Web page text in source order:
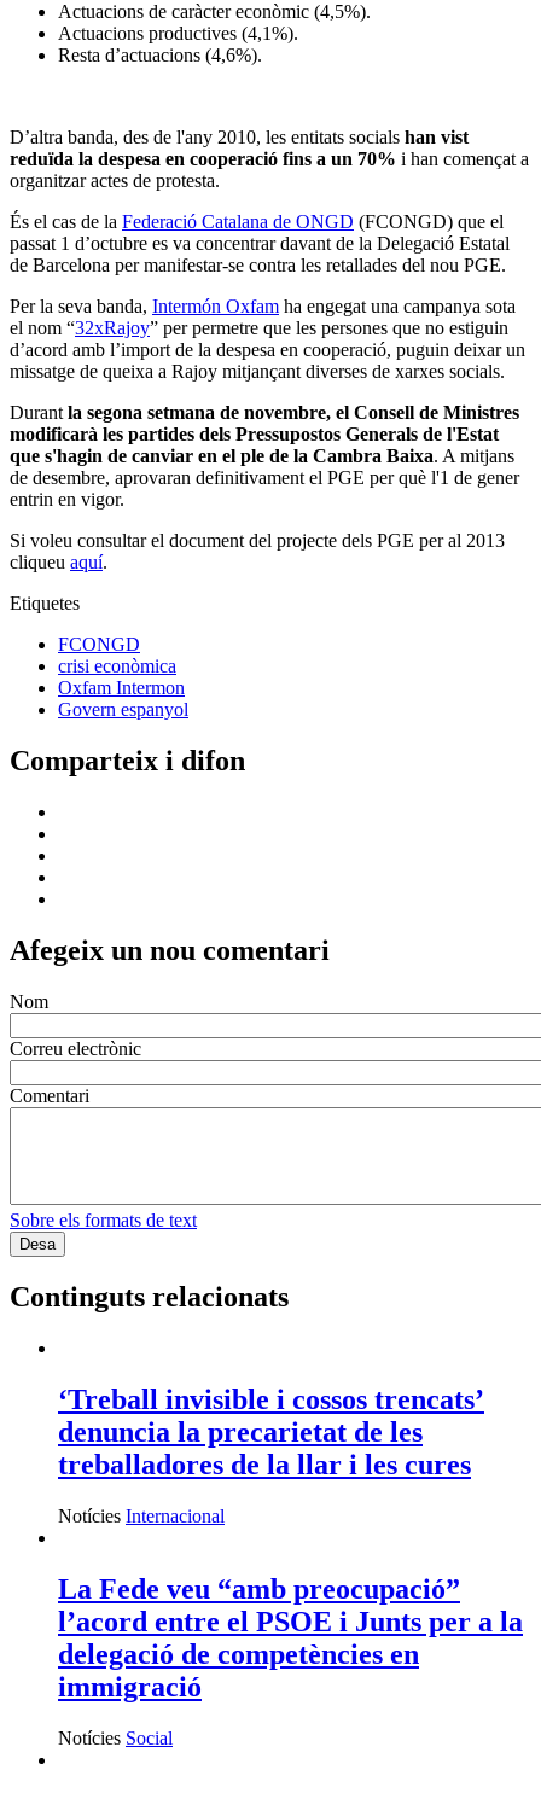
Actuacions de caràcter econòmic (4,5%).
Actuacions productives (4,1%).
Resta d’actuacions (4,6%).
D’altra banda, des de l'any 2010, les entitats socials han vist
reduïda la despesa en cooperació fins a un 70% i han començat a
organitzar actes de protesta.
És el cas de la Federació Catalana de ONGD (FCONGD) que el
passat 1 d’octubre es va concentrar davant de la Delegació Estatal
de Barcelona per manifestar-se contra les retallades del nou PGE.
Per la seva banda, Intermón Oxfam ha engegat una campanya sota
el nom “32xRajoy” per permetre que les persones que no estiguin
d’acord amb l’import de la despesa en cooperació, puguin deixar un
missatge de queixa a Rajoy mitjançant diverses de xarxes socials.
Durantla segona setmana de novembre, el Consell de Ministres
modificarà les partides dels Pressupostos Generals de l'Estat
que s'hagin de canviar en el ple de la Cambra Baixa. A mitjans
de desembre, aprovaran definitivament el PGE per què l'1 de gener
entrin en vigor.
Si voleu consultar el document del projecte dels PGE per al 2013
cliqueu aquí.
Etiquetes
FCONGD
crisi econòmica
Oxfam Intermon
Govern espanyol
Comparteix i difon
Afegeix un nou comentari
Nom
Correu electrònic
Comentari
Sobre els formats de text
Continguts relacionats
‘Treball invisible i cossos trencats’
denuncia la precarietat de les
treballadores de la llar i les cures
Notícies Internacional
La Fede veu “amb preocupació”
l’acord entre el PSOE i Junts per a la
delegació de competències en
immigració
Notícies Social